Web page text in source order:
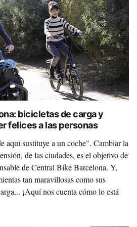
bicicletas de carga y
felices a las personas
aquí sustituye a un coche". Cambiar la
de las ciudades, es el objetivo de
de Central Bike Barcelona. Y,
tan maravillosas como sus
¡Aquí nos cuenta cómo lo está